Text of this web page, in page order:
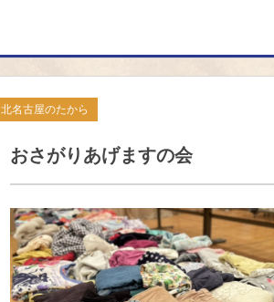
北名古屋のたから
おさがりあげますの会